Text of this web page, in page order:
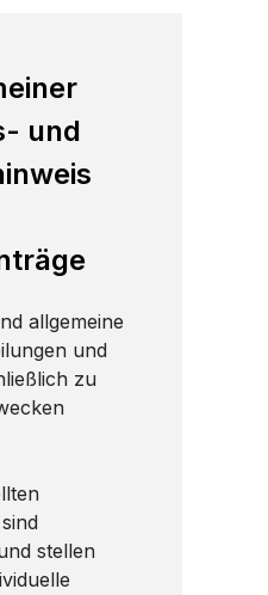
und
allgemeine
und
zu
stellen